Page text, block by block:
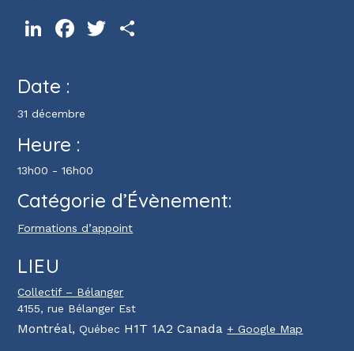
LinkedInFacebookTwitter
Date :
31 décembre
Heure :
13h00 - 16h00
Catégorie d’Évènement:
Formations d’appoint
LIEU
Collectif – Bélanger
4155, rue Bélanger Est
Montréal, Québec H1T 1A2 Canada + Google Map